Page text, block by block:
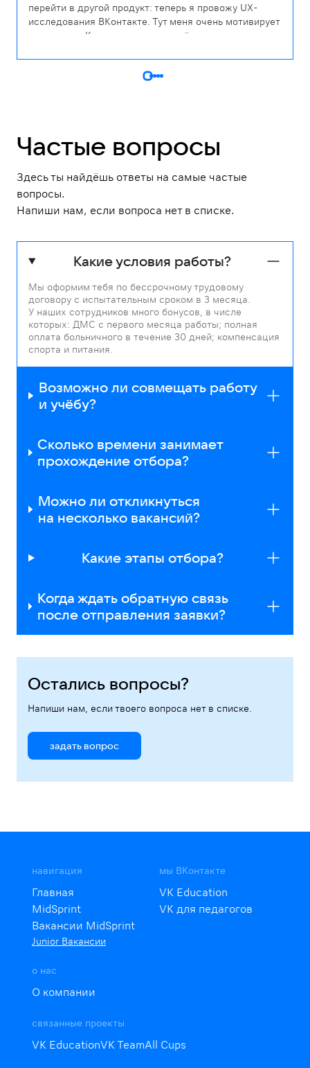
перейти в другой продукт: теперь я провожу UX-
исследования ВКонтакте. Тут меня очень мотивирует
комьюнити. Классно, что не остаёшься один на один
которые готовы помочь.
Частые вопросы
Здесь ты найдёшь ответы на самые частые
вопросы.
Напиши нам, если вопроса нет в списке.
Какие условия работы?
Мы оформим тебя по бессрочному трудовому
договору с испытательным сроком в 3 месяца.
У наших сотрудников много бонусов, в числе
которых: ДМС с первого месяца работы; полная
оплата больничного в течение 30 дней; компенсация
спорта и питания.
Возможно ли совмещать работу
и учёбу?
Сколько времени занимает
прохождение отбора?
Можно ли откликнуться
на несколько вакансий?
Какие этапы отбора?
Когда ждать обратную связь
после отправления заявки?
Остались вопросы?
Напиши нам, если твоего вопроса нет в списке.
задать вопрос
навигация
Главная
MidSprint
Вакансии MidSprint
Junior Вакансии
о нас
О компании
связанные проекты
VK EducationVK TeamAll Cups
мы ВКонтакте
VK Education
VK для педагогов